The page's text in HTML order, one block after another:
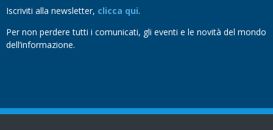
Iscriviti alla newsletter, clicca qui.
Per non perdere tutti i comunicati, gli eventi e le novità del mondo
dell’informazione.